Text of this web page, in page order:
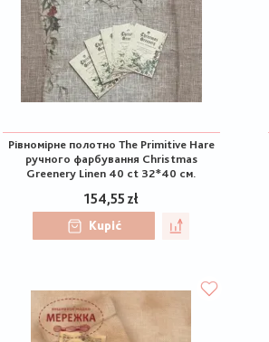
Рівномірне полотно The Primitive Hare
ручного фарбування Christmas
Greenery Linen 40 ct 32*40 см.
154,55 zł
Kupić